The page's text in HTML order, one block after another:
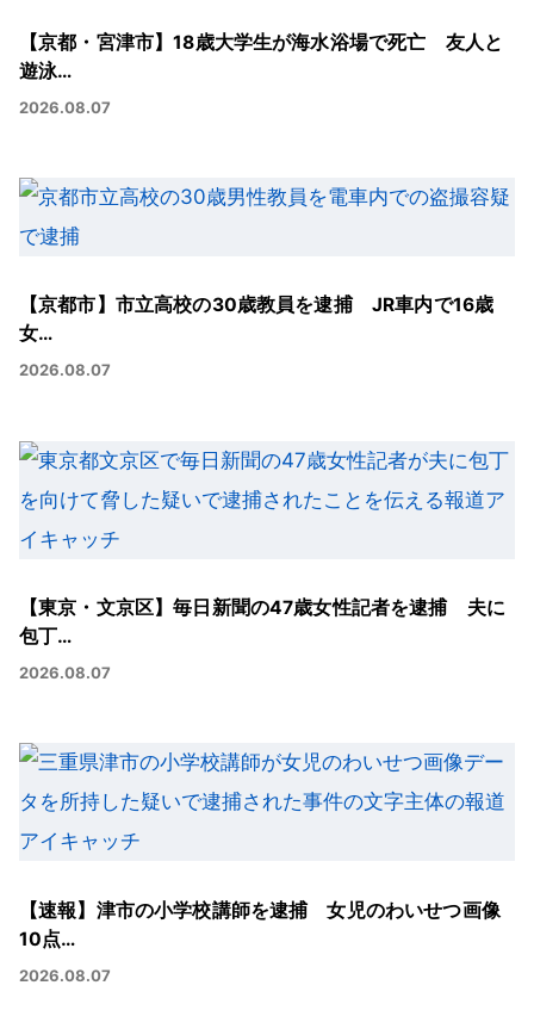
【京都・宮津市】18歳大学生が海水浴場で死亡 友人と
遊泳…
2026.08.07
【京都市】市立高校の30歳教員を逮捕 JR車内で16歳
女…
2026.08.07
【東京・文京区】毎日新聞の47歳女性記者を逮捕 夫に
包丁…
2026.08.07
【速報】津市の小学校講師を逮捕 女児のわいせつ画像
10点…
2026.08.07